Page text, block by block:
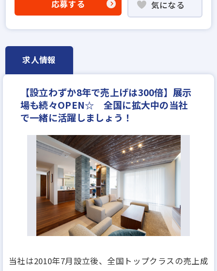
高級賃貸仲介営業の経験者歓迎
固定給25万円以上
宅建取引士歓迎
研修制度あり
マイカー通勤可
女性が活躍中
ノルマ無し
完全週休2日 休日シフト制 反響営業
応募する 気になる
求人情報
【設立わずか8年で売上げは300倍】展示
場も続々OPEN☆ 全国に拡大中の当社
で一緒に活躍しましょう！
当社は2010年7月設立後、全国トップクラスの売上成